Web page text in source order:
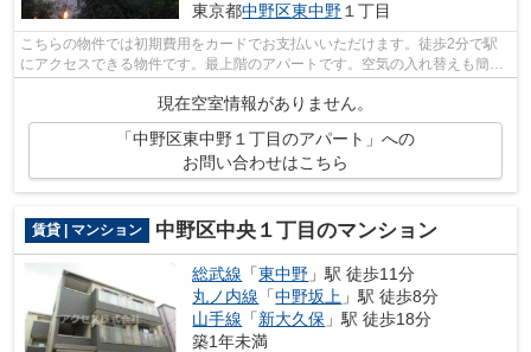
東京都中野区東中野 １丁目
こちらの物件では初期費用をカードでお支払いいただけます。徒歩2分で駅
にアクセスできる物件です。最上階のアパートです。空気の入れ替えも簡単
におこなえる通風良好のアパートです。...
現在空室情報がありません。
「中野区東中野１丁目のアパート」への
お問い合わせはこちら
賃貸 | マンション 中野区中央１丁目のマンション
総武線 「東中野 」駅 徒歩11分
丸ノ内線 「中野坂上 」駅 徒歩8分
山手線 「新大久保 」駅 徒歩18分
築1年未満